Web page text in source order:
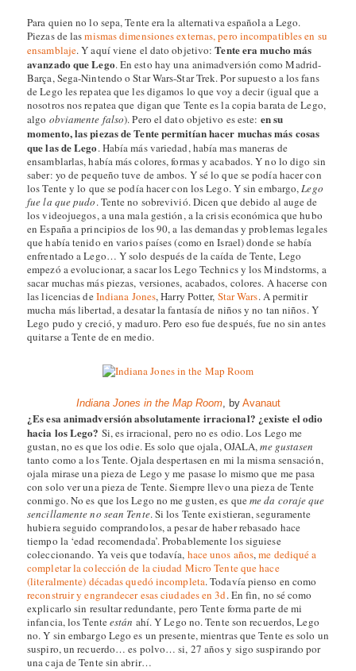
Para quien no lo sepa, Tente era la alternativa española a Lego.
Piezas de lasmismas dimensiones externas, pero incompatibles en su
ensamblaje. Y aquí viene el dato objetivo:Tente era mucho más
avanzado que Lego. En esto hay una animadversión como Madrid-
Barça, Sega-Nintendo o Star Wars-Star Trek. Por supuesto a los fans
de Lego les repatea que les digamos lo que voy a decir (igual que a
nosotros nos repatea que digan que Tente es la copia barata de Lego,
algo obviamente falso). Pero el dato objetivo es este: en su
momento, las piezas de Tente permitían hacer muchas más cosas
que las de Lego. Había más variedad, había mas maneras de
ensamblarlas, había más colores, formas y acabados. Y no lo digo sin
saber: yo de pequeño tuve de ambos. Y sé lo que se podía hacer con
los Tente y lo que se podía hacer con los Lego. Y sin embargo, Lego
fue la que pudo. Tente no sobrevivió. Dicen que debido al auge de
los videojuegos, a una mala gestión, a la crisis económica que hubo
en España a principios de los 90, a las demandas y problemas legales
que había tenido en varios países (como en Israel) donde se había
enfrentado a Lego… Y solo después de la caída de Tente, Lego
empezó a evolucionar, a sacar los Lego Technics y los Mindstorms, a
sacar muchas más piezas, versiones, acabados, colores. A hacerse con
las licencias deIndiana Jones, Harry Potter, Star Wars. A permitir
mucha más libertad, a desatar la fantasía de niños y no tan niños. Y
Lego pudo y creció, y maduro. Pero eso fue después, fue no sin antes
quitarse a Tente de en medio.
Indiana Jones in the Map Room, by Avanaut
¿Es esa animadversión absolutamente irracional? ¿existe el odio
hacia los Lego? Si, es irracional, pero no es odio. Los Lego me
gustan, no es que los odie. Es solo que ojala, OJALA,me gustasen
tanto como a los Tente. Ojala despertasen en mi la misma sensación,
ojala mirase una pieza de Lego y me pasase lo mismo que me pasa
con solo ver una pieza de Tente. Siempre llevo una pieza de Tente
conmigo. No es que los Lego no me gusten, es queme da coraje que
sencillamente no sean Tente. Si los Tente existieran, seguramente
hubiera seguido comprandolos, a pesar de haber rebasado hace
tiempo la ‘edad recomendada’. Probablemente los siguiese
coleccionando. Ya veis que todavía, hace unos años,me dediqué a
completar la colección de la ciudad Micro Tente que hace
(literalmente) décadas quedó incompleta. Todavía pienso en como
reconstruir y engrandecer esas ciudades en 3d. En fin, no sé como
explicarlo sin resultar redundante, pero Tente forma parte de mi
infancia, los Tenteestán ahí. Y Lego no. Tente son recuerdos, Lego
no. Y sin embargo Lego es un presente, mientras que Tente es solo un
suspiro, un recuerdo… es polvo… si, 27 años y sigo suspirando por
una caja de Tente sin abrir…